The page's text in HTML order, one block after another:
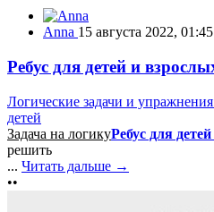
Anna 15 августа 2022, 01:45
Ребус для детей и
Логические задачи и
детей
Задача на логикуРебус для
решить
... Читать дальше →
••